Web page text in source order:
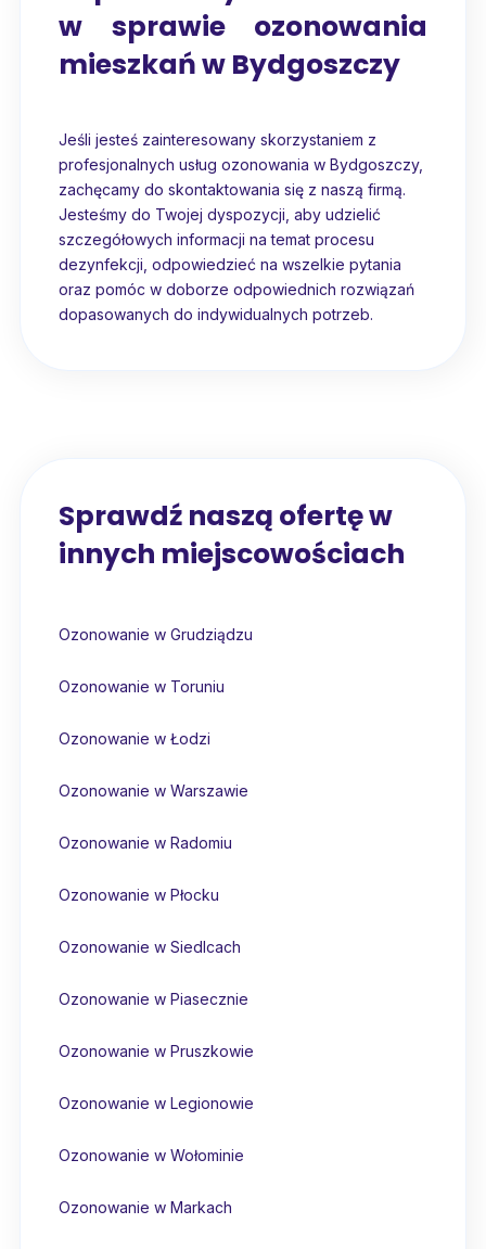
w sprawie ozonowania
mieszkań w Bydgoszczy
Jeśli jesteś zainteresowany skorzystaniem z
profesjonalnych usług ozonowania w Bydgoszczy,
zachęcamy do skontaktowania się z naszą firmą.
Jesteśmy do Twojej dyspozycji, aby udzielić
szczegółowych informacji na temat procesu
dezynfekcji, odpowiedzieć na wszelkie pytania
oraz pomóc w doborze odpowiednich rozwiązań
dopasowanych do indywidualnych potrzeb.
Sprawdź naszą ofertę w
innych miejscowościach
Ozonowanie w Grudziądzu
Ozonowanie w Toruniu
Ozonowanie w Łodzi
Ozonowanie w Warszawie
Ozonowanie w Radomiu
Ozonowanie w Płocku
Ozonowanie w Siedlcach
Ozonowanie w Piasecznie
Ozonowanie w Pruszkowie
Ozonowanie w Legionowie
Ozonowanie w Wołominie
Ozonowanie w Markach